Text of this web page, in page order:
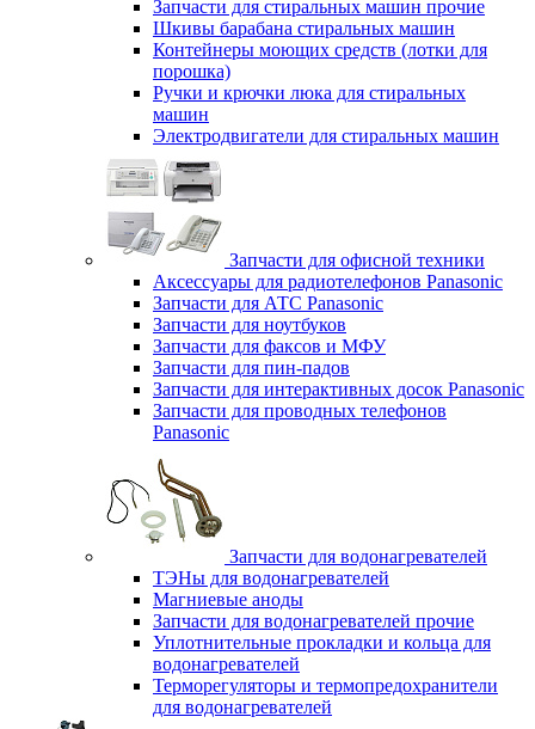
Запчасти для стиральных машин прочие
Шкивы барабана стиральных машин
Контейнеры моющих средств (лотки для
порошка)
Ручки и крючки люка для стиральных
машин
Электродвигатели для стиральных машин
Запчасти для офисной техники
Аксессуары для радиотелефонов Panasonic
Запчасти для АТС Panasonic
Запчасти для ноутбуков
Запчасти для факсов и МФУ
Запчасти для пин-падов
Запчасти для интерактивных досок Panasonic
Запчасти для проводных телефонов
Panasonic
Запчасти для водонагревателей
ТЭНы для водонагревателей
Магниевые аноды
Запчасти для водонагревателей прочие
Уплотнительные прокладки и кольца для
водонагревателей
Терморегуляторы и термопредохранители
для водонагревателей